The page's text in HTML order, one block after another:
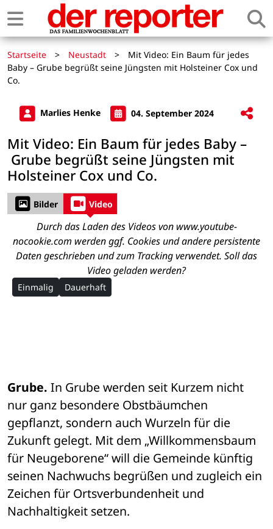
Startseite > Neustadt >
Mit Video: Ein Baum für jedes
Baby – Grube begrüßt seine Jüngsten mit Holsteiner Cox und
Co.
Marlies Henke 04. September 2024
Mit Video: Ein Baum für jedes Baby –
Grube begrüßt seine Jüngsten mit
Holsteiner Cox und Co.
Bilder Video
Durch das Laden des Videos von www.youtube-
nocookie.com werden ggf. Cookies und andere persistente
Daten geschrieben und zum Tracking verwendet. Soll das
Video geladen werden?
Einmalig Dauerhaft
Grube. In Grube werden seit Kurzem nicht
nur ganz besondere Obstbäumchen
gepflanzt, sondern auch Wurzeln für die
Zukunft gelegt. Mit dem „Willkommensbaum
für Neugeborene“ will die Gemeinde künftig
seinen Nachwuchs begrüßen und zugleich ein
Zeichen für Ortsverbundenheit und
Nachhaltigkeit setzen.